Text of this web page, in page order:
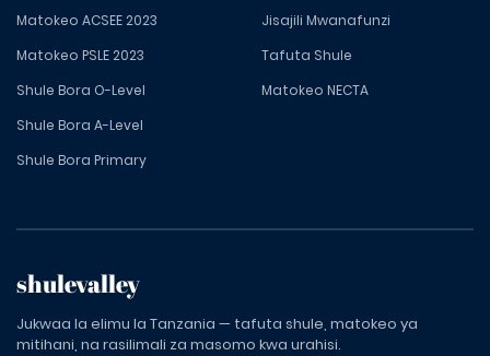
Matokeo ACSEE 2023
Matokeo PSLE 2023
Shule Bora O-Level
Shule Bora A-Level
Shule Bora Primary
Jisajili Mwanafunzi
Tafuta Shule
Matokeo NECTA
shulevalley
Jukwaa la elimu la Tanzania — tafuta shule, matokeo ya
mitihani, na rasilimali za masomo kwa urahisi.